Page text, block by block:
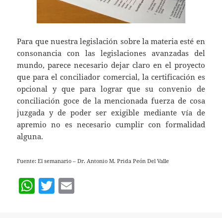
Para que nuestra legislación sobre la materia esté en
consonancia con las legislaciones avanzadas del
mundo, parece necesario dejar claro en el proyecto
que para el conciliador comercial, la certificación es
opcional y que para lograr que su convenio de
conciliación goce de la mencionada fuerza de cosa
juzgada y de poder ser exigible mediante vía de
apremio no es necesario cumplir con formalidad
alguna.
Fuente: El semanario – Dr. Antonio M. Prida Peón Del Valle
W T